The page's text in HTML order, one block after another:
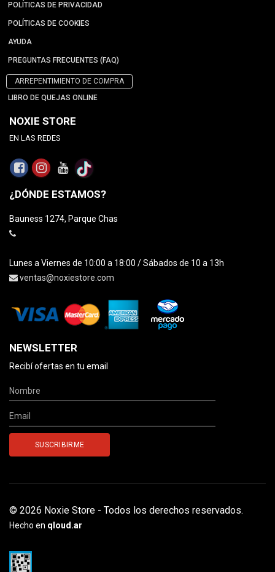
POLÍTICAS DE PRIVACIDAD
POLÍTICAS DE COOKIES
AYUDA
PREGUNTAS FRECUENTES (FAQ)
ARREPENTIMIENTO DE COMPRA
LIBRO DE QUEJAS ONLINE
NOXIE STORE
EN LAS REDES
¿DÓNDE ESTAMOS?
Bauness 1274, Parque Chas
Lunes a Viernes de 10:00 a 18:00 / Sábados de 10 a 13h
ventas@noxiestore.com
NEWSLETTER
Recibí ofertas en tu email
© 2026 Noxie Store - Todos los derechos reservados.
Hecho en qloud.ar